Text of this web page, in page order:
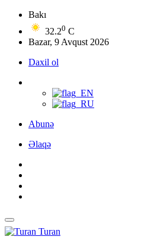
Bakı
32.20 C
Bazar, 9 Avqust 2026
Daxil ol
Abunə
Əlaqə
Turan